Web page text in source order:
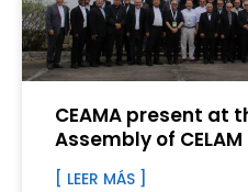
CEAMA present at
Assembly of CELAM
[ LEER MÁS ]